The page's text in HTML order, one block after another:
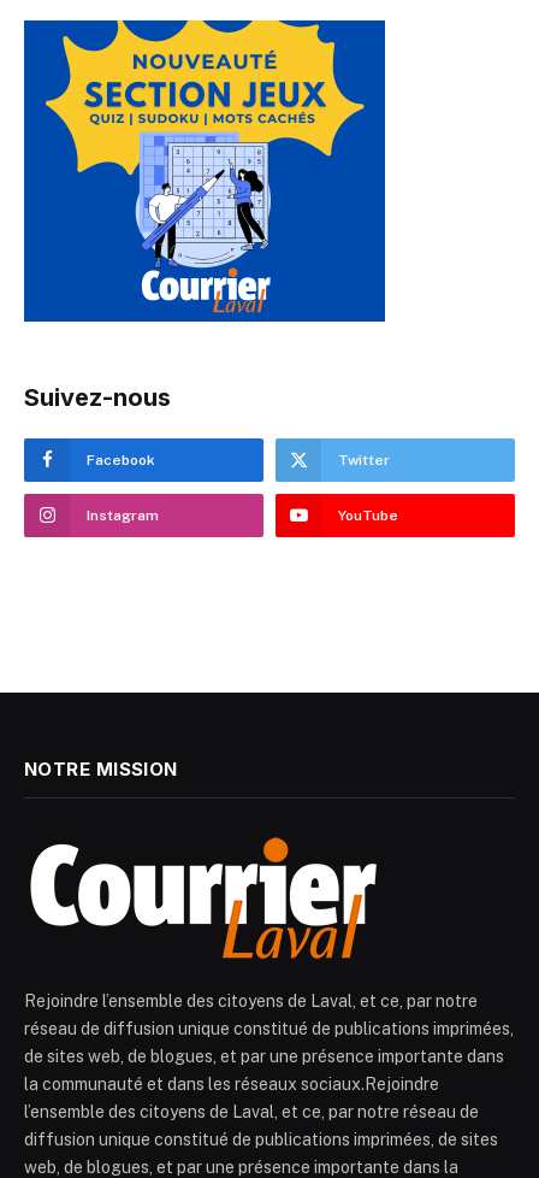
Suivez-nous
Facebook Twitter
Instagram YouTube
NOTRE MISSION
Rejoindre l’ensemble des citoyens de Laval, et ce, par notre
réseau de diffusion unique constitué de publications imprimées,
de sites web, de blogues, et par une présence importante dans
la communauté et dans les réseaux sociaux.Rejoindre
l’ensemble des citoyens de Laval, et ce, par notre réseau de
diffusion unique constitué de publications imprimées, de sites
web, de blogues, et par une présence importante dans la